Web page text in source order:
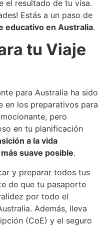
el resultado de tu visa.
Estás a un paso de
educativo en Australia.
tu Viaje
para Australia ha sido
en los preparativos para
pero
en tu planificación
a la vida
suave posible.
y preparar todos tus
de que tu pasaporte
por todo el
Además, lleva
(CoE) y el seguro